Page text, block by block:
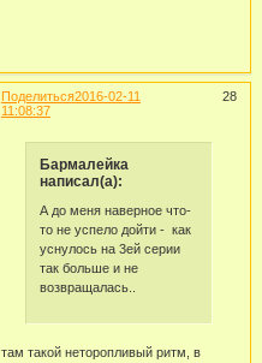
Поделиться 28
2016-02-11
11:08:37
Бармалейка
написал(а):
А до меня наверное что-
то не успело дойти - как
уснулось на 3ей серии
так больше и не
возвращалась..
там такой неторопливый ритм, в